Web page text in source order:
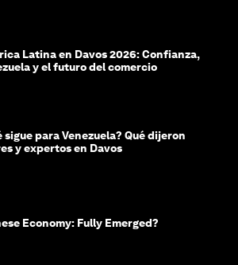
Latina en Davos 2026: Confianza,
y el futuro del comercio
sigue para Venezuela? Qué dijeron
y expertos en Davos
Economy: Fully Emerged?